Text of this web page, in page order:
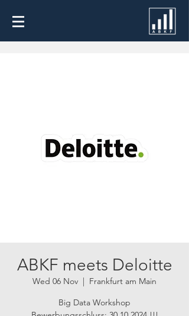
ABKF meets Deloitte
Wed 06 Nov
  |
Frankfurt am Main
Big Data Workshop